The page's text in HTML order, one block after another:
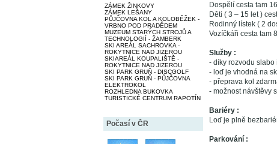
ZÁMEK ŽINKOVY
ZÁMEK LEŠANY
PŮJČOVNA KOL A KOLOBĚŽEK -
VRBNO POD PRADĚDEM
MUZEUM STARÝCH STROJŮ A
TECHNOLOGIÍ - ŽAMBERK
SKI AREÁL SACHROVKA -
ROKYTNICE NAD JIZEROU
SKIAREÁL KOUPALIŠTĚ -
ROKYTNICE NAD JIZEROU
SKI PARK GRUŇ - DISCGOLF
SKI PARK GRUŇ - PŮJČOVNA
ELEKTROKOL
ROZHLEDNA BUKOVKA
TURISTICKÉ CENTRUM RAPOTÍN
Počasí v ČR
Dospělí cesta tam
Děti ( 3 – 15 let )
Rodinný lístek ( 2
Vozíčkáři cesta tam
Služby :
- díky rozvodu slabo
- loď je vhodná na
- přeprava kol
- možnost návštěvy
Bariéry :
Loď je plně
Parkování :